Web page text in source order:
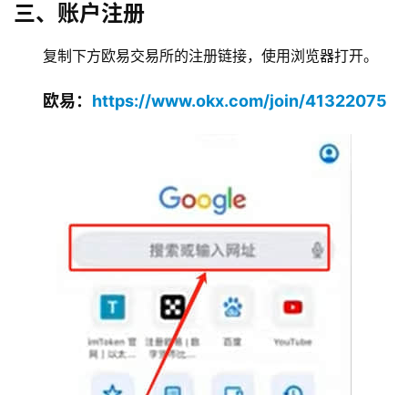
三、账户注册
复制下方欧易交易所的注册链接，使用浏览器打开。
欧易： https://www.okx.com/join/41322075